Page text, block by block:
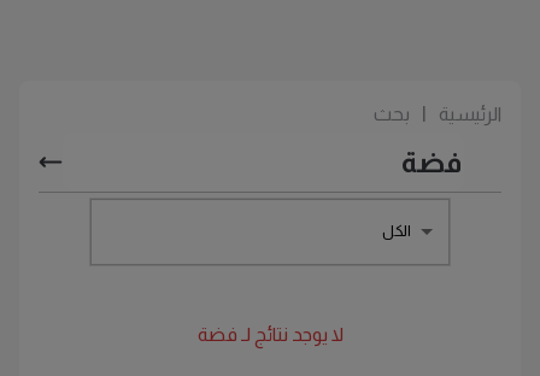
الرئيسية بحث
الكل
لا يوجد نتائج لـ فضة